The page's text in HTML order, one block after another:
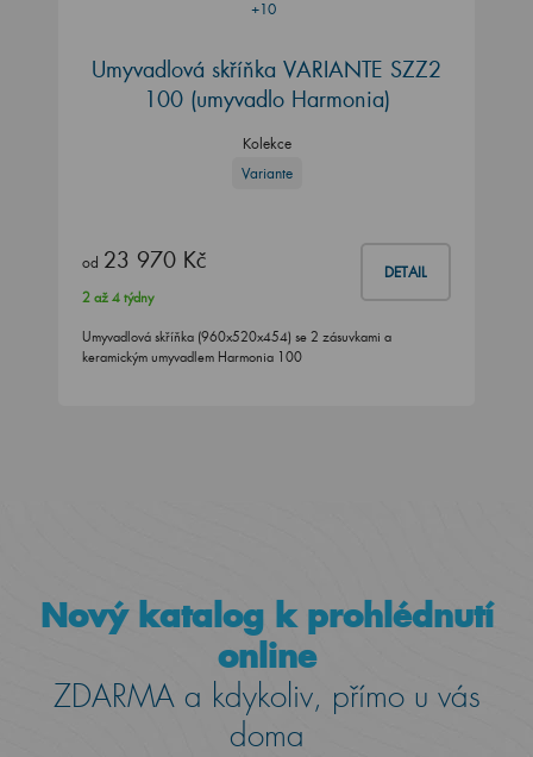
+10
Umyvadlová skříňka VARIANTE SZZ2
100 (umyvadlo Harmonia)
Kolekce
Variante
od 23 970 Kč DETAIL
2 až 4 týdny
Umyvadlová skříňka (960x520x454) se 2 zásuvkami a
keramickým umyvadlem Harmonia 100
Nový katalog k prohlédnutí
online
ZDARMA a kdykoliv, přímo u vás
doma